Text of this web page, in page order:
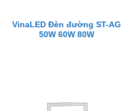
VinaLED Đèn đường ST-AG
50W 60W 80W